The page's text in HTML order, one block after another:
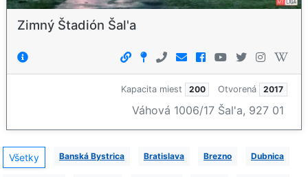
Zimný Štadión Šal'a
Kapacita miest 200 Otvorená 2017
Váhová 1006/17 Šal'a, 927 01
Všetky Banská Bystrica Bratislava Brezno Dubnica